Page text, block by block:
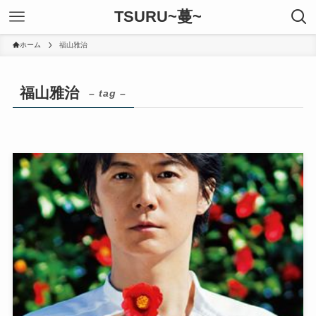
TSURU~蔓~
ホーム 福山雅治
福山雅治 – tag –